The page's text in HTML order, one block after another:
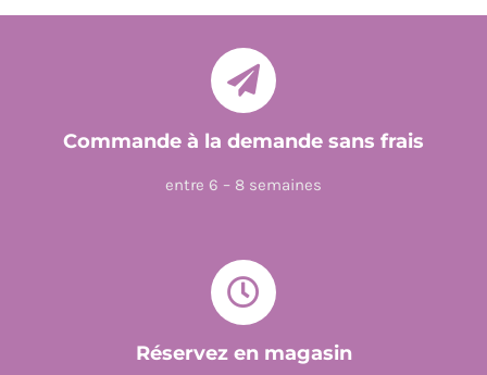
Commande à la demande sans frais
entre 6 – 8 semaines
Réservez en magasin